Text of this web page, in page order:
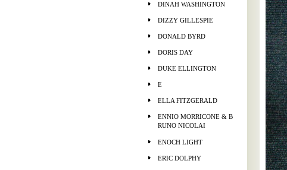
DINAH WASHINGTON
DIZZY GILLESPIE
DONALD BYRD
DORIS DAY
DUKE ELLINGTON
E
ELLA FITZGERALD
ENNIO MORRICONE & B
RUNO NICOLAI
ENOCH LIGHT
ERIC DOLPHY